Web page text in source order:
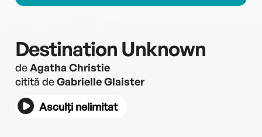
Destination Unknown
deAgatha Christie
citită deGabrielle Glaister
Asculți nelimitat